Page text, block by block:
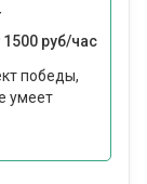
1500 руб/час
победы,
умеет